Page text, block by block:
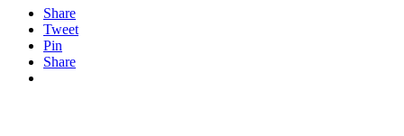
Share
Tweet
Pin
Share